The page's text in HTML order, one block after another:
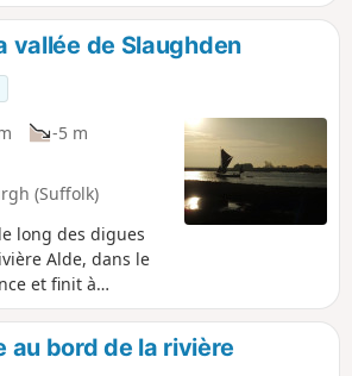
Mais
a été ajouté
en suivant
traverse ensuite
et Sudbourne
le chemin
vallée de Slaughden
-5 m
(Suffolk)
long des digues
Alde, dans le
et finit à
balade suit les
rivière Alde vers
puis revient par le
au bord de la rivière